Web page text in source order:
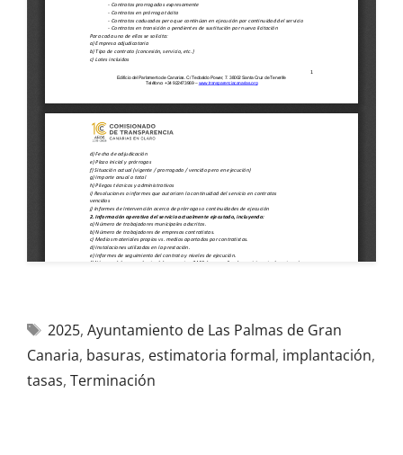
2025, Ayuntamiento de Las Palmas de Gran
Canaria, basuras, estimatoria formal, implantación,
tasas, Terminación